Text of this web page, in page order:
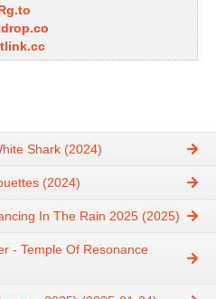
Shark (2024)
(2024)
In The Rain 2025 (2025)
- Temple Of Resonance